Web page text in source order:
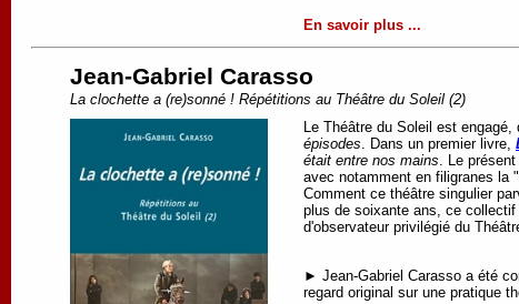
En savoir plus ...
Jean-Gabriel Carasso
La clochette a (re)sonné ! Répétitions au Théâtre du Soleil (2)
Le Théâtre du Soleil est
épisodes. Dans un premier livre,
était entre nos mains. Le
avec notamment en filigranes la
Comment ce théâtre singulier
plus de soixante ans, ce
d'observateur privilégié du
► Jean-Gabriel Carasso a été
regard original sur une pratique